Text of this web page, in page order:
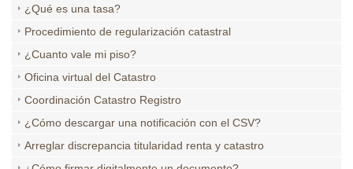
¿Qué es una tasa?
Procedimiento de regularización catastral
¿Cuanto vale mi piso?
Oficina virtual del Catastro
Coordinación Catastro Registro
¿Cómo descargar una notificación con el CSV?
Arreglar discrepancia titularidad renta y catastro